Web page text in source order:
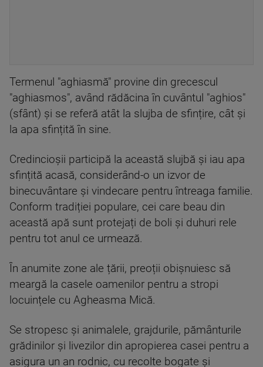
Termenul "aghiasmă" provine din grecescul
"aghiasmos", având rădăcina în cuvântul "aghios"
(sfânt) și se referă atât la slujba de sfințire, cât și
la apa sfințită în sine.
Credincioșii participă la această slujbă și iau apa
sfințită acasă, considerând-o un izvor de
binecuvântare și vindecare pentru întreaga familie.
Conform tradiției populare, cei care beau din
această apă sunt protejați de boli și duhuri rele
pentru tot anul ce urmează.
În anumite zone ale țării, preoții obișnuiesc să
meargă la casele oamenilor pentru a stropi
locuințele cu Agheasma Mică.
Se stropesc și animalele, grajdurile, pământurile
grădinilor și livezilor din apropierea casei pentru a
asigura un an rodnic, cu recolte bogate și